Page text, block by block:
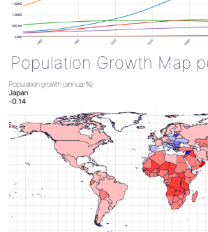
Population Growth Map